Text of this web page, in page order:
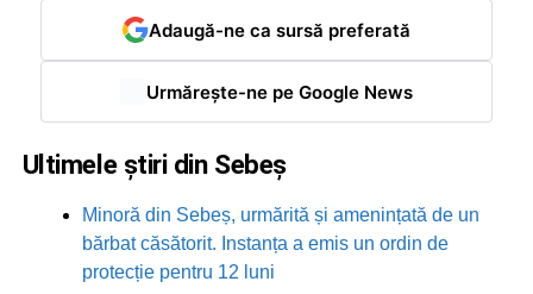
Adaugă-ne ca sursă preferată
Urmărește-ne pe Google News
Ultimele știri din Sebeș
Minoră din Sebeș, urmărită și amenințată de un
bărbat căsătorit. Instanța a emis un ordin de
protecție pentru 12 luni